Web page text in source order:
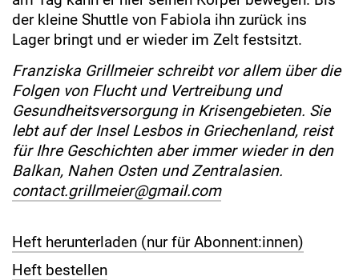
der kleine Shuttle von Fabiola ihn zurück ins
Lager bringt und er wieder im Zelt festsitzt.
Franziska Grillmeier schreibt vor allem über die
Folgen von Flucht und Vertreibung und
Gesundheitsversorgung in Krisengebieten. Sie
lebt auf der Insel Lesbos in Griechenland, reist
für Ihre Geschichten aber immer wieder in den
Balkan, Nahen Osten und Zentralasien.
contact.grillmeier@gmail.com
Heft herunterladen (nur für Abonnent:innen)
Heft bestellen